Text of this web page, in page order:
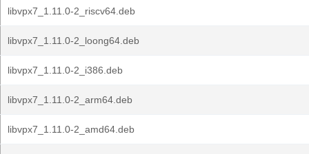
libvpx7_1.11.0-2_riscv64.deb
libvpx7_1.11.0-2_loong64.deb
libvpx7_1.11.0-2_i386.deb
libvpx7_1.11.0-2_arm64.deb
libvpx7_1.11.0-2_amd64.deb